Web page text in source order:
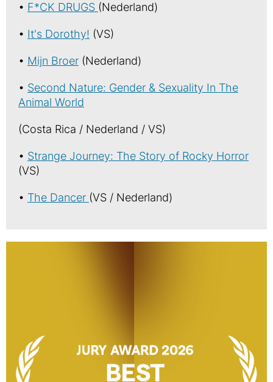
• F*CK DRUGS (Nederland)
• It's Dorothy! (VS)
• Mijn Broer (Nederland)
• Second Nature: Gender & Sexuality In The
Animal World
(Costa Rica / Nederland / VS)
• Strange Journey: The Story of Rocky Horror
(VS)
• The Dancer (VS / Nederland)